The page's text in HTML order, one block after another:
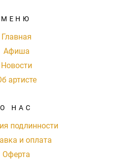
МЕНЮ
Главная
Афиша
Новости
артисте
О НАС
подлинности
и оплата
Оферта